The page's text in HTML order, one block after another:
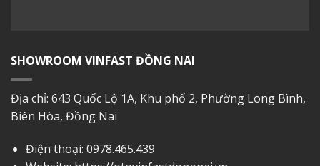
SHOWROOM VINFAST ĐỒNG NAI
Địa chỉ: 643 Quốc Lộ 1A, Khu phố 2, Phường Long Bình,
Biên Hòa, Đồng Nai
Điện thoại: 0978.465.439